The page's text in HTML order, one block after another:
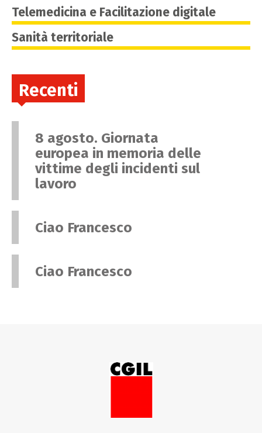
Telemedicina e Facilitazione digitale
Sanità territoriale
Recenti
8 agosto. Giornata
europea in memoria delle
vittime degli incidenti sul
lavoro
Ciao Francesco
Ciao Francesco